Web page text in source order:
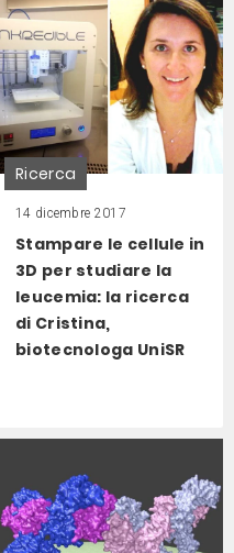
Ricerca
14 dicembre 2017
Stampare le cellule in
3D per studiare la
leucemia: la ricerca
di Cristina,
biotecnologa UniSR